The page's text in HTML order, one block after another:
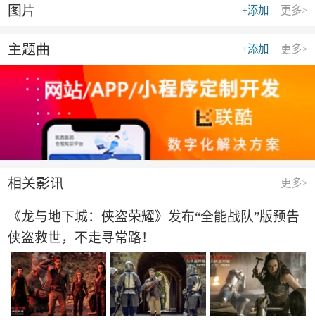
更多>
+添加
图片
更多>
+添加
主题曲
更多>
相关影讯
《龙与地下城：侠盗荣耀》发布“全能战队”版预告
侠盗救世，不走寻常路！